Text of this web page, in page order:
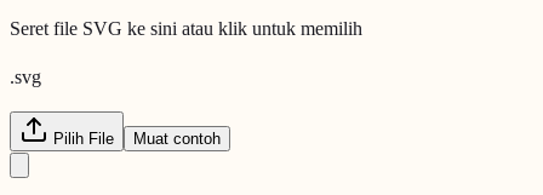
Seret file SVG ke sini atau klik untuk memilih
.svg
Pilih File Muat contoh